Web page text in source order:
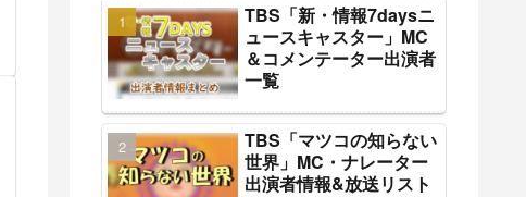
TBS「新・情報7daysニ
ュースキャスター」MC
＆コメンテーター出演者
一覧
TBS「マツコの知らない
世界」MC・ナレーター
出演者情報&放送リスト